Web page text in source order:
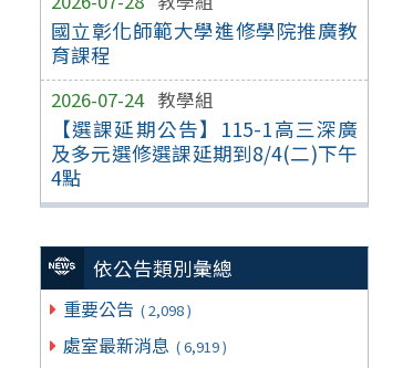
國立彰化師範大學進修學院推廣教
育課程
2026-07-24 教學組
【選課延期公告】115-1高三深廣
及多元選修選課延期到8/4(二)下午
4點
依公告類別彙總
重要公告 ( 2,098 )
處室最新消息 ( 6,919 )